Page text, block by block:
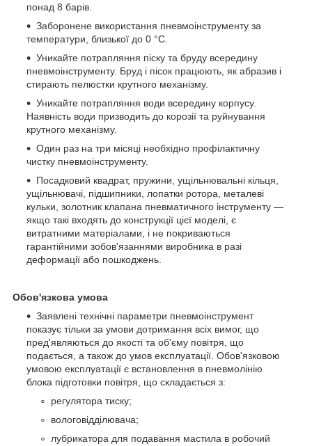
понад 8 барів.
Заборонене використання пневмоінструменту за
температури, близької до 0 °C.
Уникайте потрапляння піску та бруду всередину
пневмоінструменту. Бруд і пісок працюють, як абразив і
стирають пелюстки крутного механізму.
Уникайте потрапляння води всередину корпусу.
Наявність води призводить до корозії та руйнування
крутного механізму.
Один раз на три місяці необхідно профілактичну
чистку пневмоінструменту.
Посадковий квадрат, пружини, ущільнювальні кільця,
ущільнювачі, підшипники, лопатки ротора, металеві
кульки, золотник клапана пневматичного інструменту —
якщо такі входять до конструкції цієї моделі, є
витратними матеріалами, і не покриваються
гарантійними зобов'язаннями виробника в разі
деформації або пошкоджень.
Обов'язкова умова
Заявлені технічні параметри пневмоінструмент
показує тільки за умови дотримання всіх вимог, що
пред'являються до якості та об'єму повітря, що
подається, а також до умов експлуатації. Обов'язковою
умовою експлуатації є встановлення в пневмолінію
блока підготовки повітря, що складається з:
регулятора тиску;
вологовідділювача;
лубрикатора для подавання мастила в робочий